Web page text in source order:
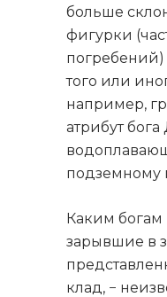
больше
фигурки
погребений)
того или
например,
атрибут
подземному
Каким
зарывшие в
клад, −